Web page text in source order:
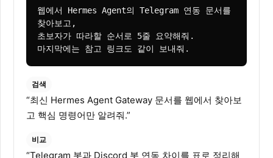
웹에서 Hermes Agent의 Telegram 연동 문서를
찾아보고,
초보자가 따라할 순서로 5줄 요약해줘.
마지막에는 참고 링크도 같이 보내줘.
검색
“최신 Hermes Agent Gateway 문서를 웹에서 찾아보
고 핵심 명령어만 알려줘.”
비교
“Telegram 봇과 Discord 봇 연동 차이를 표로 정리해